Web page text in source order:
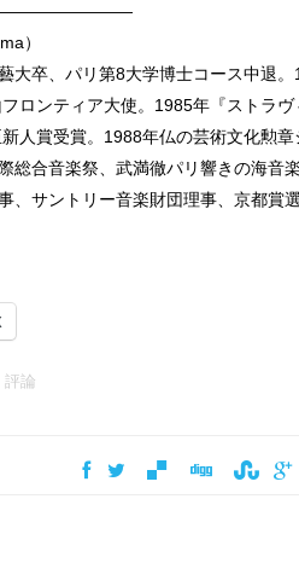
）
大卒、パリ第8大学博士コース中退
ロンティア大使。1985年『ストラヴ
人賞受賞。1988年仏の芸術文化勲章
総合音楽祭、武満徹パリ響きの海音
、サントリー音楽財団理事、京都賞
論